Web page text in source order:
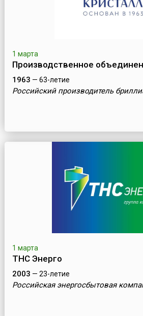
1 марта
Производственное
1963 — 63-летие
Российский производитель
1 марта
ТНС Энерго
2003 — 23-летие
Российская энергосбытовая